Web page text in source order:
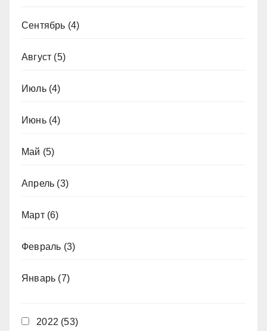
Сентябрь (4)
Август (5)
Июль(4)
Июнь(4)
Май (5)
Апрель (3)
Март(6)
Февраль (3)
Январь (7)
2022 (53)